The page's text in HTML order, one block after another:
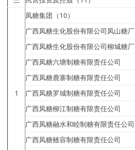
1
凤糖集团（10）
广西凤糖生化股份有限公司凤山糖厂
广西凤糖生化股份有限公司柳城糖厂
广西凤糖六塘制糖有限责任公司
广西凤糖鹿寨制糖有限责任公司
广西凤糖罗城制糖有限责任公司
广西凤糖柳江制糖有限责任公司
广西凤糖融水和睦制糖有限责任公司
广西凤糖雒容制糖有限责任公司